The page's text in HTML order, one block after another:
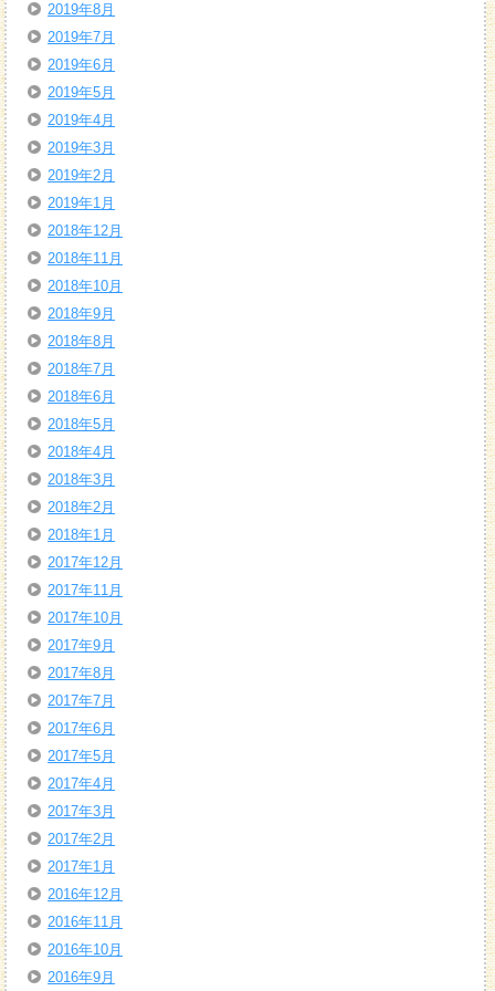
2019年8月
2019年7月
2019年6月
2019年5月
2019年4月
2019年3月
2019年2月
2019年1月
2018年12月
2018年11月
2018年10月
2018年9月
2018年8月
2018年7月
2018年6月
2018年5月
2018年4月
2018年3月
2018年2月
2018年1月
2017年12月
2017年11月
2017年10月
2017年9月
2017年8月
2017年7月
2017年6月
2017年5月
2017年4月
2017年3月
2017年2月
2017年1月
2016年12月
2016年11月
2016年10月
2016年9月